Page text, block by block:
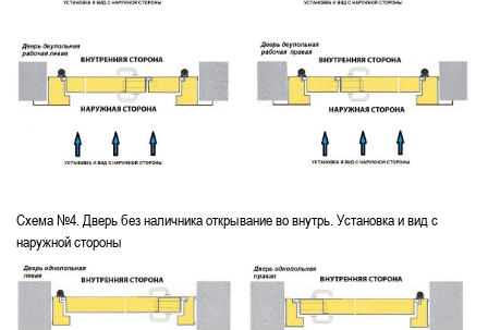
Схема №4. Дверь без наличника открывание во внутрь. Установка и вид с
наружной стороны